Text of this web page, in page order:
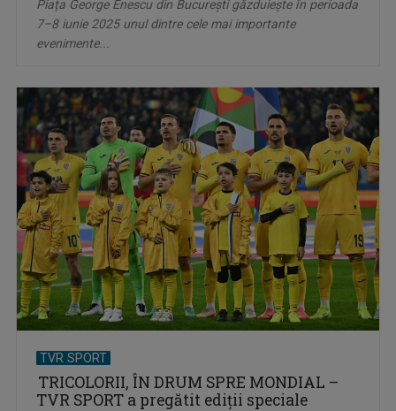
Piața George Enescu din București găzduiește în perioada
7–8 iunie 2025 unul dintre cele mai importante
evenimente...
TVR SPORT
TRICOLORII, ÎN DRUM SPRE MONDIAL –
TVR SPORT a pregătit ediţii speciale